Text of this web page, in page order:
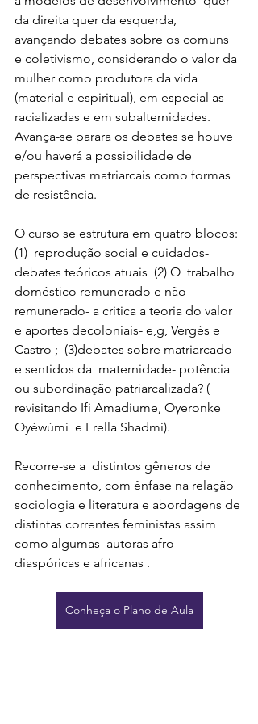
da direita quer da esquerda,
avançando debates sobre os comuns
e coletivismo, considerando o valor da
mulher como produtora da vida
(material e espiritual), em especial as
racializadas e em subalternidades.
Avança-se parara os debates se houve
e/ou haverá a possibilidade de
perspectivas matriarcais como formas
de resistência.
O curso se estrutura em quatro blocos:
(1)  reprodução social e cuidados-
debates teóricos atuais  (2) O  trabalho
doméstico remunerado e não
remunerado- a critica a teoria do valor
e aportes decoloniais- e,g, Vergès e
Castro ;  (3)debates sobre matriarcado
e sentidos da  maternidade- potência
ou subordinação patriarcalizada? (
revisitando Ifi Amadiume, Oyeronke
Oyèwùmí  e Erella Shadmi).
Recorre-se a  distintos gêneros de
conhecimento, com ênfase na relação
sociologia e literatura e abordagens de
distintas correntes feministas assim
como algumas  autoras afro
diaspóricas e africanas .
Conheça o Plano de Aula